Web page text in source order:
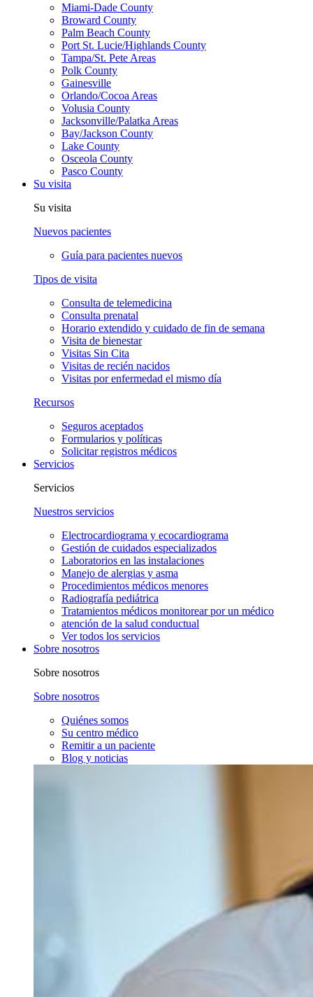
Miami-Dade County
Broward County
Palm Beach County
Port St. Lucie/Highlands County
Tampa/St. Pete Areas
Polk County
Gainesville
Orlando/Cocoa Areas
Volusia County
Jacksonville/Palatka Areas
Bay/Jackson County
Lake County
Osceola County
Pasco County
Su visita
Su visita
Nuevos pacientes
Guía para pacientes nuevos
Tipos de visita
Consulta de telemedicina
Consulta prenatal
Horario extendido y cuidado de fin de semana
Visita de bienestar
Visitas Sin Cita
Visitas de recién nacidos
Visitas por enfermedad el mismo día
Recursos
Seguros aceptados
Formularios y políticas
Solicitar registros médicos
Servicios
Servicios
Nuestros servicios
Electrocardiograma y ecocardiograma
Gestión de cuidados especializados
Laboratorios en las instalaciones
Manejo de alergias y asma
Procedimientos médicos menores
Radiografía pediátrica
Tratamientos médicos monitorear por un médico
atención de la salud conductual
Ver todos los servicios
Sobre nosotros
Sobre nosotros
Sobre nosotros
Quiénes somos
Su centro médico
Remitir a un paciente
Blog y noticias